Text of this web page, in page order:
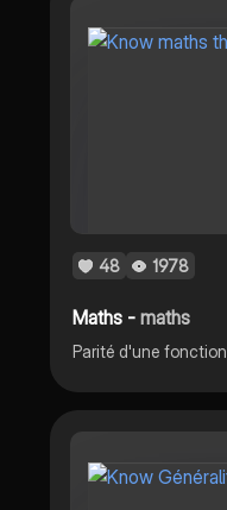
48 1978
Maths -maths
Parité d'une fonction